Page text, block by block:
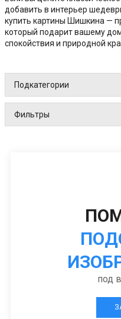
добавить в интерьер
купить картины Шишкина —
который подарит вашему
спокойствия и природной
Подкатегории
Фильтры
под